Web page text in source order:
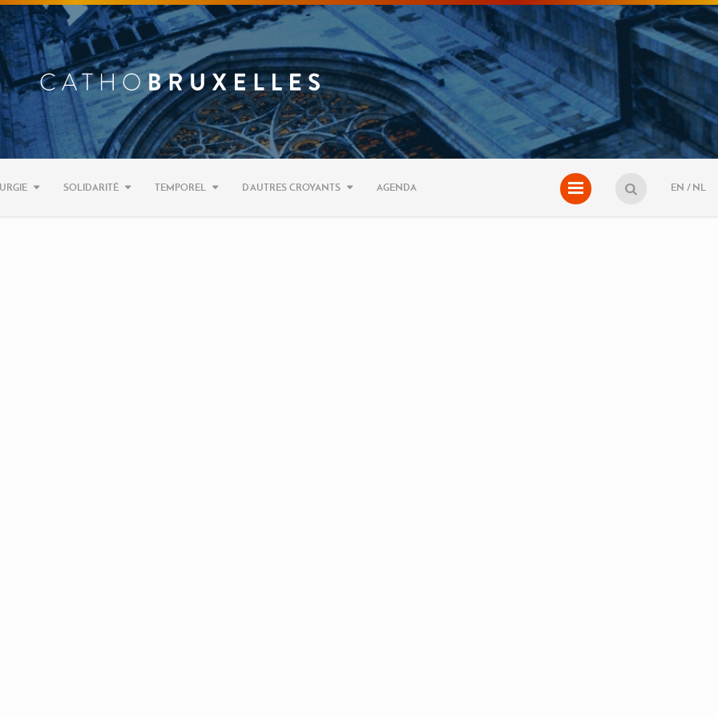
SOLIDARITÉ TEMPOREL D’AUTRES CROYANTS AGENDA NL
EN